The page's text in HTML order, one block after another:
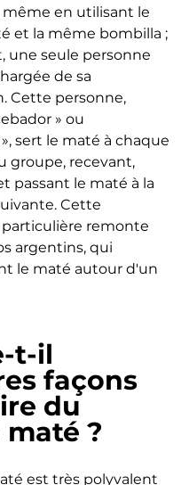
même en utilisant le
et la même bombilla ;
une seule personne
de sa
Cette personne,
» ou
», sert le maté à chaque
groupe, recevant,
passant le maté à la
Cette
remonte
argentins, qui
le maté autour d'un
t-il
façons
du
?
est très polyvalent